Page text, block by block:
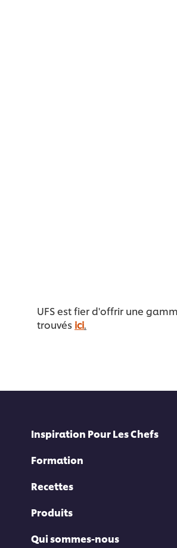
UFS est fier d'offrir une
trouvés ici.
Inspiration Pour Les Chefs
Formation
Recettes
Produits
Qui sommes-nous